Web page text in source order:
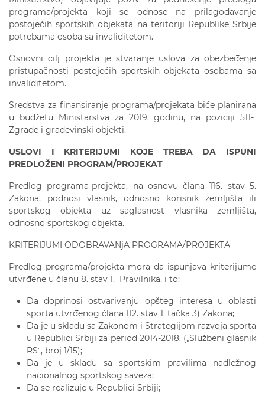
programa/projekta koji se odnose na prilagođavanje
postojećih sportskih objekata na teritoriji Republike Srbije
potrebama osoba sa invaliditetom.
Osnovni cilj projekta je stvaranje uslova za obezbeđenje
pristupačnosti postojećih sportskih objekata osobama sa
invaliditetom.
Sredstva za finansiranje programa/projekata biće planirana
u budžetu Ministarstva za 2019. godinu, na poziciji 511-
Zgrade i građevinski objekti.
USLOVI I KRITERIJUMI KOJE TREBA DA ISPUNI
PREDLOŽENI PROGRAM/PROJEKAT
Predlog programa-projekta, na osnovu člana 116. stav 5.
Zakona, podnosi vlasnik, odnosno korisnik zemljišta ili
sportskog objekta uz saglasnost vlasnika zemljišta,
odnosno sportskog objekta.
KRITERIJUMI ODOBRAVANjA PROGRAMA/PROJEKTA
Predlog programa/projekta mora da ispunjava kriterijume
utvrđene u članu 8. stav 1. Pravilnika, i to:
Da doprinosi ostvarivanju opšteg interesa u oblasti
sporta utvrđenog člana 112. stav 1. tačka 3) Zakona;
Da je u skladu sa Zakonom i Strategijom razvoja sporta
u Republici Srbiji za period 2014-2018. („Službeni glasnik
RSˮ, broj 1/15);
Da je u skladu sa sportskim pravilima nadležnog
nacionalnog sportskog saveza;
Da se realizuje u Republici Srbiji;